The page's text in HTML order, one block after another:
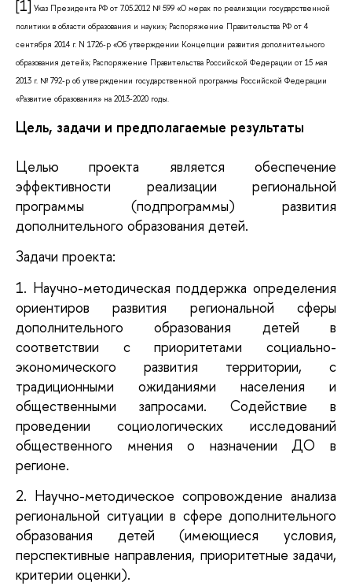
[1] Указ Президента РФ от 7.05.2012 № 599 «О мерах по реализации государственной
политики в области образования и науки»; Распоряжение Правительства РФ от 4
сентября 2014 г. N 1726-р «Об утверждении Концепции развития дополнительного
образования детей»; Распоряжение Правительства Российской Федерации от 15 мая
2013 г. № 792-р об утверждении государственной программы Российской Федерации
«Развитие образования» на 2013-2020 годы.
Цель, задачи и предполагаемые результаты
Целью проекта является обеспечение
эффективности реализации региональной
программы (подпрограммы) развития
дополнительного образования детей.
Задачи проекта:
1. Научно-методическая поддержка определения
ориентиров развития региональной сферы
дополнительного образования детей в
соответствии с приоритетами социально-
экономического развития территории, с
традиционными ожиданиями населения и
общественными запросами. Содействие в
проведении социологических исследований
общественного мнения о назначении ДО в
регионе.
2. Научно-методическое сопровождение анализа
региональной ситуации в сфере дополнительного
образования детей (имеющиеся условия,
перспективные направления, приоритетные задачи,
критерии оценки).